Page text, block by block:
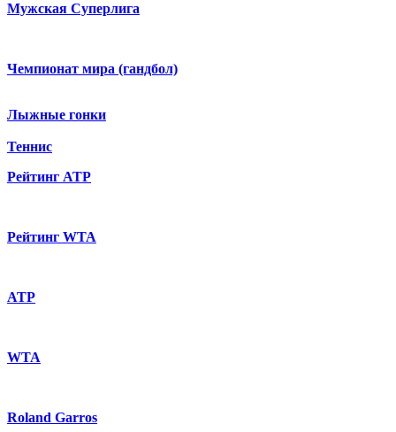
Мужская Суперлига
Чемпионат мира (гандбол)
Лыжные гонки
Теннис
Рейтинг ATP
Рейтинг WTA
ATP
WTA
Roland Garros